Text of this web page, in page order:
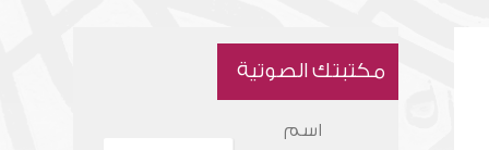
مكتبتك الصوتية
اسم